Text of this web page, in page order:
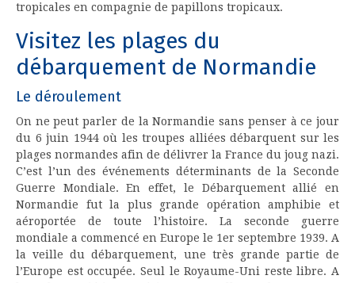
tropicales en compagnie de papillons tropicaux.
Visitez les plages du
débarquement de Normandie
Le déroulement
On ne peut parler de la Normandie sans penser à ce jour
du 6 juin 1944 où les troupes alliées débarquent sur les
plages normandes afin de délivrer la France du joug nazi.
C’est l’un des événements déterminants de la Seconde
Guerre Mondiale. En effet, le Débarquement allié en
Normandie fut la plus grande opération amphibie et
aéroportée de toute l’histoire. La seconde guerre
mondiale a commencé en Europe le 1er septembre 1939. A
la veille du débarquement, une très grande partie de
l’Europe est occupée. Seul le Royaume-Uni reste libre. A